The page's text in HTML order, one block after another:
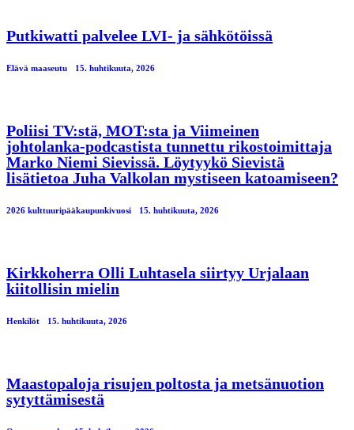
Putkiwatti palvelee LVI- ja sähkötöissä
Elävä maaseutu 15. huhtikuuta, 2026
Poliisi TV:stä, MOT:sta ja Viimeinen
johtolanka-podcastista tunnettu rikostoimittaja
Marko Niemi Sievissä. Löytyykö Sievistä
lisätietoa Juha Valkolan mystiseen katoamiseen?
2026 kulttuuripääkaupunkivuosi 15. huhtikuuta, 2026
Kirkkoherra Olli Luhtasela siirtyy Urjalaan
kiitollisin mielin
Henkilöt 15. huhtikuuta, 2026
Maastopaloja risujen poltosta ja metsänuotion
sytyttämisestä